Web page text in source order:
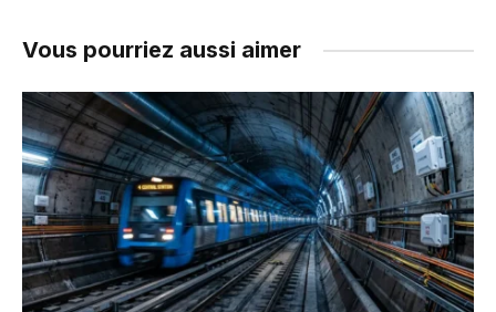
Vous pourriez aussi aimer